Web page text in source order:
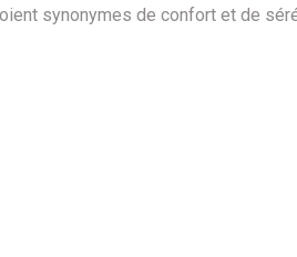
synonymes de confort et de